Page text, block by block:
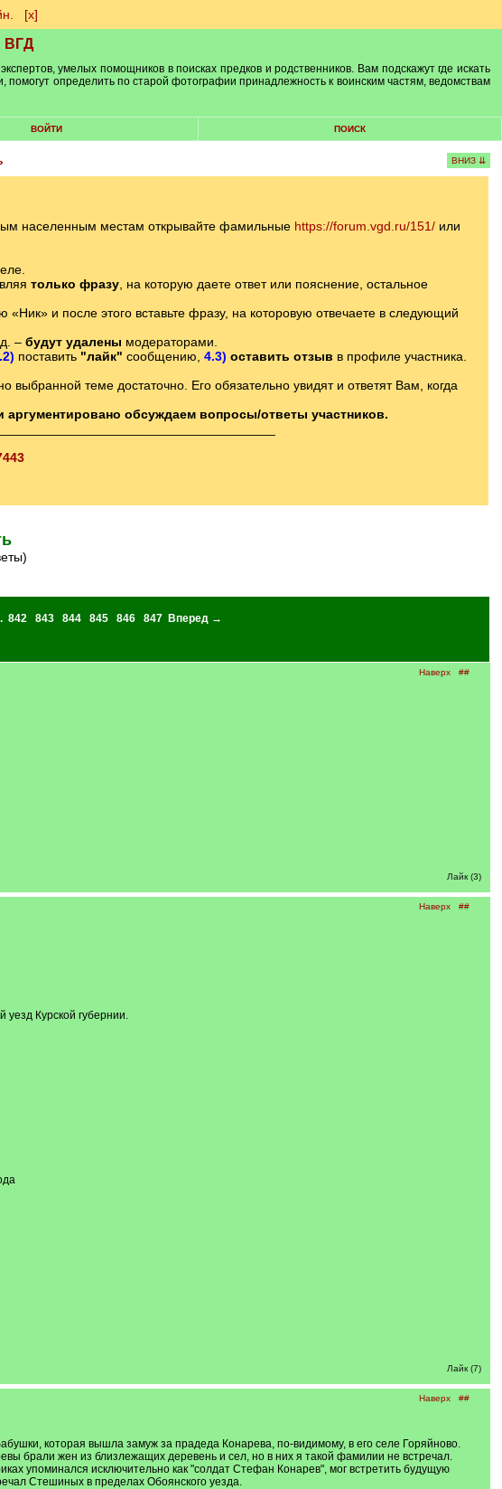
[х]
ВГД
умелых помощников в поисках предков и родственников. Вам подскажут где искать
определить по старой фотографии принадлежность к воинским частям, ведомствам
ВОЙТИ ПОИСК
ВНИЗ ⇊
населенным местам открывайте фамильные https://forum.vgd.ru/151/или
только фразу, на которую даете ответ или пояснение, остальное
и после этого вставьте фразу, на которовую отвечаете в следующий
– будут удалены модераторами.
поставить "лайк" сообщению, 4.3) оставить отзыв в профиле участника.
теме достаточно. Его обязательно увидят и ответят Вам, когда
обсуждаем вопросы/ответы участников.
842 843 844 845 846 847
Вперед →
Наверх ##
Лайк (3)
Наверх ##
уезд Курской губернии.
Лайк (7)
Наверх ##
которая вышла замуж за прадеда Конарева, по-видимому, в его селе Горяйново.
брали жен из близлежащих деревень и сел, но в них я такой фамилии не встречал.
упоминался исключительно как "солдат Стефан Конарев", мог встретить будущую
Стешиных в пределах Обоянского уезда.